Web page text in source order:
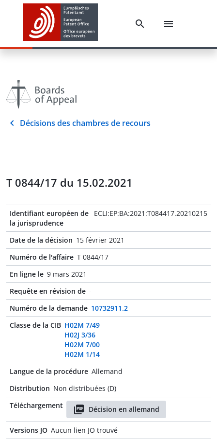
Décisions des chambres de recours
T 0844/17 du 15.02.2021
Identifiant européen de
la jurisprudence
ECLI:EP:BA:2021:T084417.20210215
Date de la décision 15 février 2021
Numéro de l'affaire T 0844/17
En ligne le 9 mars 2021
Requête en révision de -
Numéro de la demande 10732911.2
Classe de la CIB H02M 7/49
H02J 3/36
H02M 7/00
H02M 1/14
Langue de la procédure Allemand
Distribution Non distribuées (D)
Téléchargement
Décision en allemand
Versions JO Aucun lien JO trouvé